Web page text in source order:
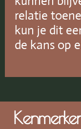
relatie
kun je dit
de kans op